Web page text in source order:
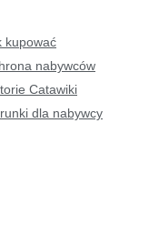
kupować
nabywców
Catawiki
dla nabywcy